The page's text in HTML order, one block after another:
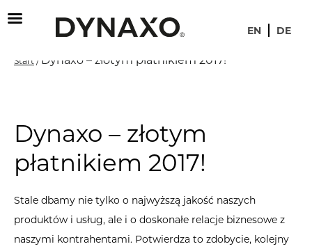
EN DE
Start / Dynaxo – złotym płatnikiem 2017!
Dynaxo – złotym
płatnikiem 2017!
Stale dbamy nie tylko o najwyższą jakość naszych
produktów i usług, ale i o doskonałe relacje biznesowe z
naszymi kontrahentami. Potwierdza to zdobycie, kolejny